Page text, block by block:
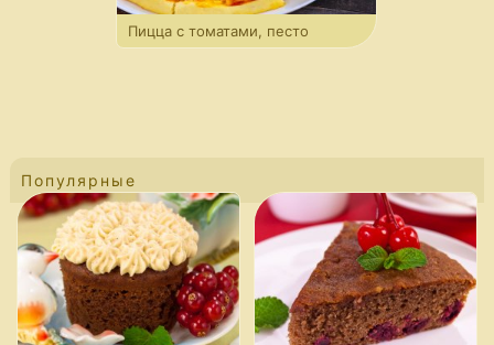
Пицца с томатами, песто
Популярные